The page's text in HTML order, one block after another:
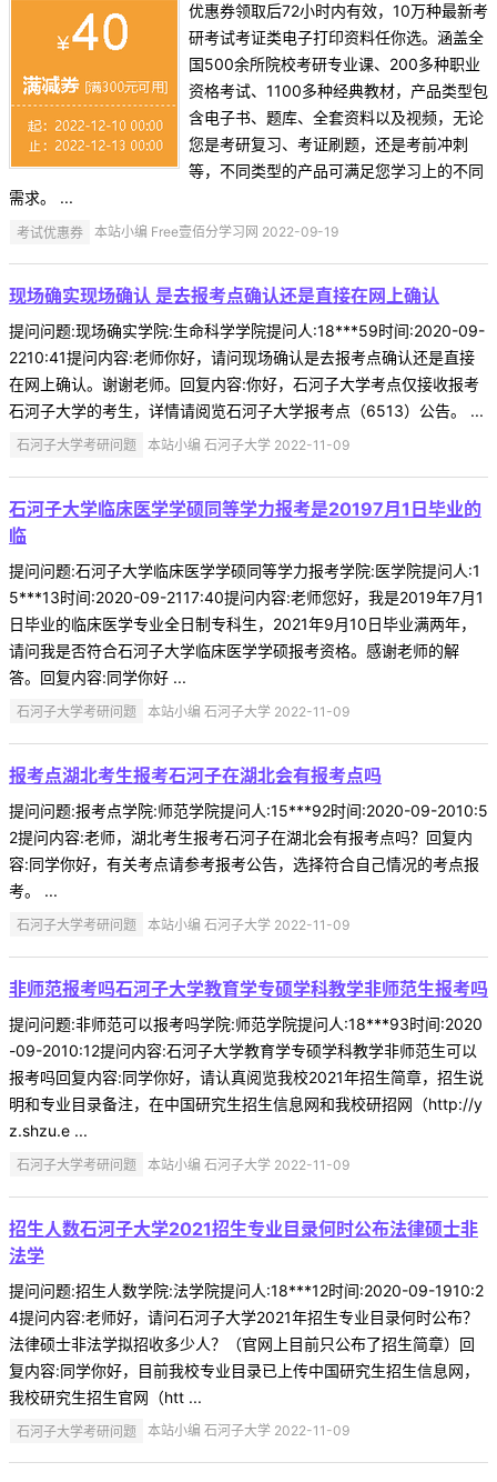
优惠券领取后72小时内有效，10万种最新考
研考试考证类电子打印资料任你选。涵盖全
国500余所院校考研专业课、200多种职业
资格考试、1100多种经典教材，产品类型包
含电子书、题库、全套资料以及视频，无论
您是考研复习、考证刷题，还是考前冲刺
等，不同类型的产品可满足您学习上的不同
需求。 ...
考试优惠券 本站小编 Free壹佰分学习网 2022-09-19
现场确实现场确认 是去报考点确认还是直接在网上确认
提问问题:现场确实学院:生命科学学院提问人:18***59时间:2020-09-
2210:41提问内容:老师你好，请问现场确认是去报考点确认还是直接
在网上确认。谢谢老师。回复内容:你好，石河子大学考点仅接收报考
石河子大学的考生，详情请阅览石河子大学报考点（6513）公告。 ...
石河子大学考研问题 本站小编 石河子大学 2022-11-09
石河子大学临床医学学硕同等学力报考是20197月1日毕业的
临
提问问题:石河子大学临床医学学硕同等学力报考学院:医学院提问人:1
5***13时间:2020-09-2117:40提问内容:老师您好，我是2019年7月1
日毕业的临床医学专业全日制专科生，2021年9月10日毕业满两年，
请问我是否符合石河子大学临床医学学硕报考资格。感谢老师的解
答。回复内容:同学你好 ...
石河子大学考研问题 本站小编 石河子大学 2022-11-09
报考点湖北考生报考石河子在湖北会有报考点吗
提问问题:报考点学院:师范学院提问人:15***92时间:2020-09-2010:5
2提问内容:老师，湖北考生报考石河子在湖北会有报考点吗？回复内
容:同学你好，有关考点请参考报考公告，选择符合自己情况的考点报
考。 ...
石河子大学考研问题 本站小编 石河子大学 2022-11-09
非师范报考吗石河子大学教育学专硕学科教学非师范生报考吗
提问问题:非师范可以报考吗学院:师范学院提问人:18***93时间:2020
-09-2010:12提问内容:石河子大学教育学专硕学科教学非师范生可以
报考吗回复内容:同学你好，请认真阅览我校2021年招生简章，招生说
明和专业目录备注，在中国研究生招生信息网和我校研招网（http://y
z.shzu.e ...
石河子大学考研问题 本站小编 石河子大学 2022-11-09
招生人数石河子大学2021招生专业目录何时公布法律硕士非
法学
提问问题:招生人数学院:法学院提问人:18***12时间:2020-09-1910:2
4提问内容:老师好，请问石河子大学2021年招生专业目录何时公布？
法律硕士非法学拟招收多少人？（官网上目前只公布了招生简章）回
复内容:同学你好，目前我校专业目录已上传中国研究生招生信息网，
我校研究生招生官网（htt ...
石河子大学考研问题 本站小编 石河子大学 2022-11-09